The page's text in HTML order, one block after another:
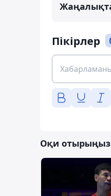
Пікірлер
Оқи отырыңыз